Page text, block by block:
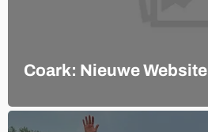
Coark: Nieuwe Website